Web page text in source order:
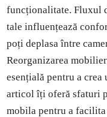
funcționalitate. Fluxul
tale influențează
poți deplasa între
Reorganizarea
esențială pentru a
articol îți oferă sfaturi
mobila pentru a